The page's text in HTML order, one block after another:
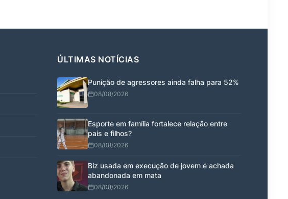
ÚLTIMAS NOTÍCIAS
Punição de agressores ainda falha para 52%
08/08/2026
Esporte em família fortalece relação entre
pais e filhos?
08/08/2026
Biz usada em execução de jovem é achada
abandonada em mata
08/08/2026